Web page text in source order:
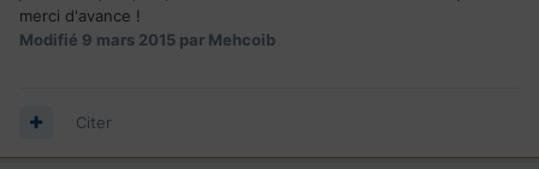
merci d'avance !
Modifié 9 mars 2015 par Mehcoib
Citer